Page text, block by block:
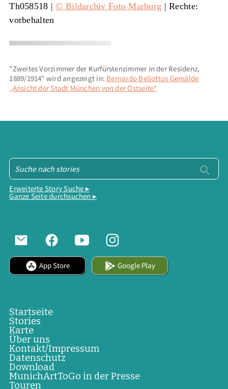
Th058518 |© Bildarchiv Foto Marburg | Rechte:
vorbehalten
"Zweites Vorzimmer der Kurfürstenzimmer in der Residenz,
1889/1914" wird angezeigt in: Bernardo Bellottos Gemälde
„Ansicht der Stadt München von der Ostseite“
Erweiterte Story Suche ▸
Ganze Seite durchsuchen ▸
App Store Google Play
Startseite
Stories
Karte
Über uns
Kontakt/Impressum
Datenschutz
Download
MunichArtToGo in der Presse
Touren